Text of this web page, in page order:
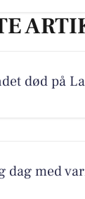
død på
dag med